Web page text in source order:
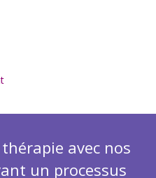
avec nos
un processus